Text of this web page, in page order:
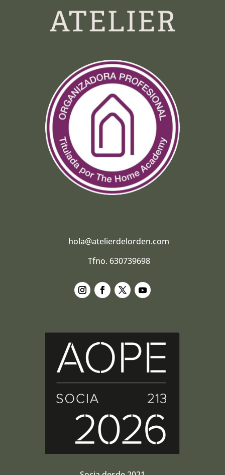
hola@atelierdelorden.com
Tfno. 630739698